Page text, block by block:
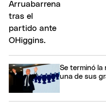
Se terminó la
una de sus